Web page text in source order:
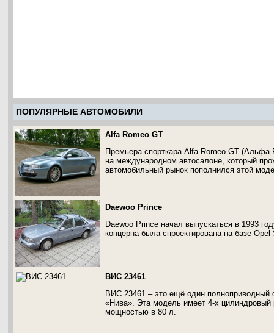
ПОПУЛЯРНЫЕ АВТОМОБИЛИ
Alfa Romeo GT
Премьера спорткара Alfa Romeo GT (Альфа
на международном автосалоне, который
автомобильный рынок пополнился этой
Daewoo Prince
Daewoo Prince начал выпускаться в 1993
концерна была спроектирована на базе Opel
ВИС 23461
ВИС 23461 – это ещё один полноприводный
«Нива». Эта модель имеет 4-х
мощностью в 80 л.